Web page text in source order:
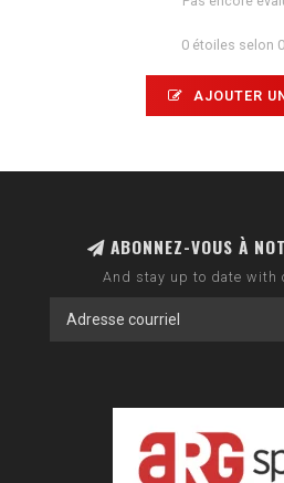
0 étoiles selon
AJOUTER
ABONNEZ-VOUS À
And stay up to date with